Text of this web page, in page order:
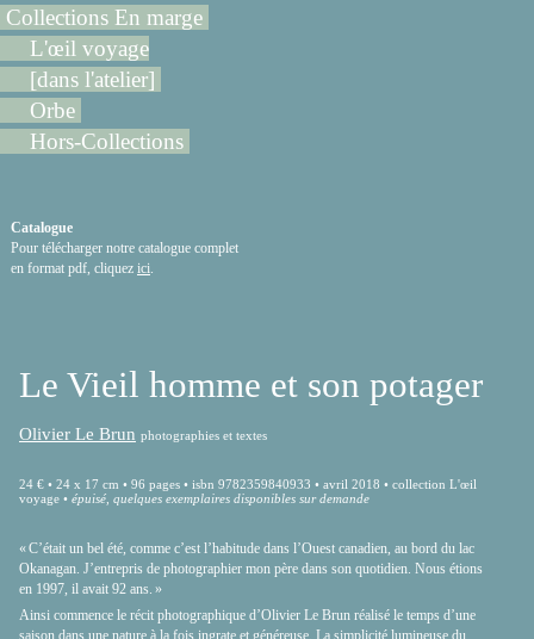
Collections En marge
L'œil voyage
[dans l'atelier]
Orbe
Hors-Collections
Catalogue
Pour télécharger notre catalogue complet
en format pdf, cliquez ici
Le Vieil homme et son potager
Olivier Le Brun photographies et textes
24 € • 24 x 17 cm • 96 pages • isbn 9782359840933 • avril 2018 • collection L'œil
voyage • épuisé, quelques exemplaires disponibles sur demande
« C’était un bel été, comme c’est l’habitude dans l’Ouest canadien, au bord du lac
Okanagan. J’entrepris de photographier mon père dans son quotidien. Nous étions
en 1997, il avait 92 ans. »
Ainsi commence le récit photographique d’Olivier Le Brun réalisé le temps d’une
saison dans une nature à la fois ingrate et généreuse. La simplicité lumineuse du